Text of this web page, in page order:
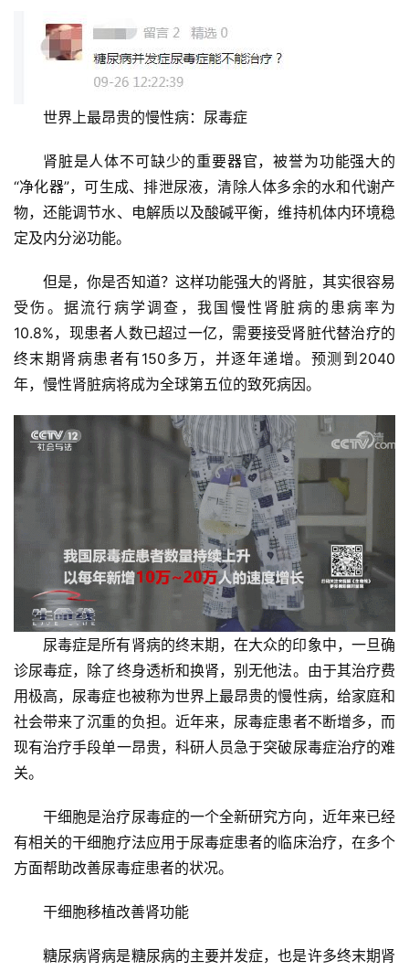
世界上最昂贵的慢性病：尿毒症
肾脏是人体不可缺少的重要器官，被誉为功能强大的
“净化器”，可生成、排泄尿液，清除人体多余的水和代谢产
物，还能调节水、电解质以及酸碱平衡，维持机体内环境稳
定及内分泌功能。
但是，你是否知道？这样功能强大的肾脏，其实很容易
受伤。据流行病学调查，我国慢性肾脏病的患病率为
10.8%，现患者人数已超过一亿，需要接受肾脏代替治疗的
终末期肾病患者有150多万，并逐年递增。预测到2040
年，慢性肾脏病将成为全球第五位的致死病因。
尿毒症是所有肾病的终末期，在大众的印象中，一旦确
诊尿毒症，除了终身透析和换肾，别无他法。由于其治疗费
用极高，尿毒症也被称为世界上最昂贵的慢性病，给家庭和
社会带来了沉重的负担。近年来，尿毒症患者不断增多，而
现有治疗手段单一昂贵，科研人员急于突破尿毒症治疗的难
关。
干细胞是治疗尿毒症的一个全新研究方向，近年来已经
有相关的干细胞疗法应用于尿毒症患者的临床治疗，在多个
方面帮助改善尿毒症患者的状况。
干细胞移植改善肾功能
糖尿病肾病是糖尿病的主要并发症，也是许多终末期肾